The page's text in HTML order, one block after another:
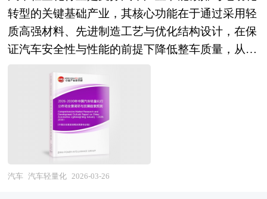
防范建议进行分析。 《2026年版汽车保养产业规
划专项研究报告》由中研产业规划院领衔制作，精
英专家团队在上千个重大项目积累了宝贵经验，为
项目成功落地保驾护航。中研产业规划院率先在业
内提出“全流程一体化”综合解决方案，提供从前期
拿地策划、定位策划、概念规划、空间规划、总体
规划、城市设计、建筑设计、景观设计、IP设计、
商业模式设计、招商、投资、运营等一系列咨询服
务。 中研普华通过对汽车保养行业长期跟踪监
测，分析汽车保养行业需求、供给、经营特性、获
格局，自主可控与生态构建的紧迫性前所未有。
展望未来，高精度定位产业将在数字中国战略与科
技自立自强双重驱动下，呈现三大演进趋势：一是
+5G+低轨卫星+惯性导航+视觉的多源融合定位技
术成熟，室内外无缝、空地一体的高精度定位服务
能力构建，定位从"可用"向"好用、智用"升级，满
足自动驾驶、机器人及元宇宙等新兴场景对连续、
可靠、智能的位置服务需求；二是低成本化与消费
级渗透全面加速，高精度定位芯片、模组成本持续
塞。此外，部分救援车也承担治安巡逻、抢险救
灾、电力抢修、通信保障等任务，是现代城市应急
管理体系中的关键组成部分。 这些车辆普遍具有
醒目的外观标识，如反光条纹、警示灯具与高音警
报器，在执行紧急任务时可优先通行，确保迅速抵
达现场。其底盘结构通常经过强化设计，适应复杂
路况与高强度作业环境，同时配备液压系统、绞
盘、吊臂、工具箱等模块化组件，提升现场处置能
力。 随着智能化技术的发展，新型救援车还逐步
集成导航定位、远程通信、实时影像传输等功能，
实现与指挥中心的高效联动，提升整体救援协同效
转型的关键基础产业，其核心功能在于通过采用轻
质高强材料、先进制造工艺与优化结构设计，在保
证汽车安全性与性能的前提下降低整车质量，从而
程与动力性能，是实现"双碳"目标与汽车产业高质
量发展的重要技术路径。从产业范畴来看，汽车轻
量化行业涵盖上游轻质材料（高强度钢、铝合金、
镁合金、碳纤维复合材料、工程塑料、蜂窝夹芯材
料），中游成型加工与连接技术（热冲压、高压铸
造、挤压成型、激光焊接、搅拌摩擦焊、胶接铆
汽车 汽车轻量化 2026-03-26